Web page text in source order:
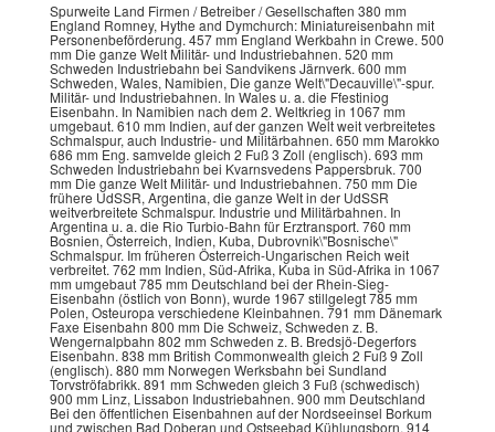
Spurweite Land Firmen / Betreiber / Gesellschaften 380 mm
England Romney, Hythe and Dymchurch: Miniatureisenbahn mit
Personenbeförderung. 457 mm England Werkbahn in Crewe. 500
mm Die ganze Welt Militär- und Industriebahnen. 520 mm
Schweden Industriebahn bei Sandvikens Järnverk. 600 mm
Schweden, Wales, Namibien, Die ganze Welt\"Decauville\"-spur.
Militär- und Industriebahnen. In Wales u. a. die Ffestiniog
Eisenbahn. In Namibien nach dem 2. Weltkrieg in 1067 mm
umgebaut. 610 mm Indien, auf der ganzen Welt weit verbreitetes
Schmalspur, auch Industrie- und Militärbahnen. 650 mm Marokko
686 mm Eng. samvelde gleich 2 Fuß 3 Zoll (englisch). 693 mm
Schweden Industriebahn bei Kvarnsvedens Pappersbruk. 700
mm Die ganze Welt Militär- und Industriebahnen. 750 mm Die
frühere UdSSR, Argentina, die ganze Welt in der UdSSR
weitverbreitete Schmalspur. Industrie und Militärbahnen. In
Argentina u. a. die Rio Turbio-Bahn für Erztransport. 760 mm
Bosnien, Österreich, Indien, Kuba, Dubrovnik\"Bosnische\"
Schmalspur. Im früheren Österreich-Ungarischen Reich weit
verbreitet. 762 mm Indien, Süd-Afrika, Kuba in Süd-Afrika in 1067
mm umgebaut 785 mm Deutschland bei der Rhein-Sieg-
Eisenbahn (östlich von Bonn), wurde 1967 stillgelegt 785 mm
Polen, Osteuropa verschiedene Kleinbahnen. 791 mm Dänemark
Faxe Eisenbahn 800 mm Die Schweiz, Schweden z. B.
Wengernalpbahn 802 mm Schweden z. B. Bredsjö-Degerfors
Eisenbahn. 838 mm British Commonwealth gleich 2 Fuß 9 Zoll
(englisch). 880 mm Norwegen Werksbahn bei Sundland
Torvströfabrikk. 891 mm Schweden gleich 3 Fuß (schwedisch)
900 mm Linz, Lissabon Industriebahnen. 900 mm Deutschland
Bei den öffentlichen Eisenbahnen auf der Nordseeinsel Borkum
und zwischen Bad Doberan und Ostseebad Kühlungsborn. 914